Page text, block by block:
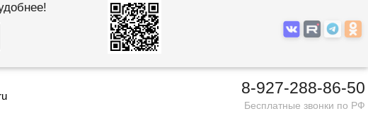
8-927-288-86-50
Бесплатные звонки по РФ